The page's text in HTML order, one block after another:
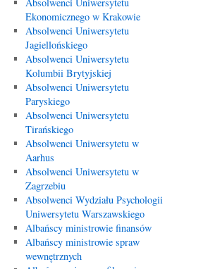
Ekonomicznego w Krakowie
Absolwenci Uniwersytetu
Jagiellońskiego
Absolwenci Uniwersytetu
Kolumbii Brytyjskiej
Absolwenci Uniwersytetu
Paryskiego
Absolwenci Uniwersytetu
Tirańskiego
Absolwenci Uniwersytetu w
Aarhus
Absolwenci Uniwersytetu w
Zagrzebiu
Absolwenci Wydziału Psychologii
Uniwersytetu Warszawskiego
Albańscy ministrowie finansów
Albańscy ministrowie spraw
wewnętrznych